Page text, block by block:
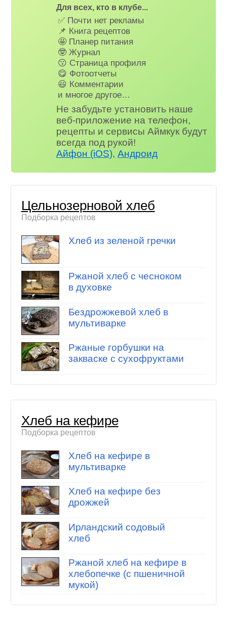
Для всех, кто в клубе...
✅ Почти нет рекламы
📌 Книга рецептов
🤩 Планер питания
🤓 Журнал
😗 Страница профиля
😋 Фотоотчеты
😃 Комментарии
и многое другое…
Не забудьте установить наше
веб-приложение на телефон,
рецепты и сервисы Аймкук будут
всегда под рукой!
Айфон (iOS),Андроид
Цельнозерновой хлеб
Подборка рецептов
Хлеб из зеленой гречки
Ржаной хлеб с чесноком
в духовке
Бездрожжевой хлеб в
мультиварке
Ржаные горбушки на
закваске с сухофруктами
Хлеб на кефире
Подборка рецептов
Хлеб на кефире в
мультиварке
Хлеб на кефире без
дрожжей
Ирландский содовый
хлеб
Ржаной хлеб на кефире в
хлебопечке (с пшеничной
мукой)